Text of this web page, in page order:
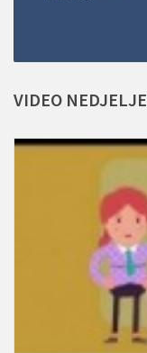
VIDEO NEDJELJE